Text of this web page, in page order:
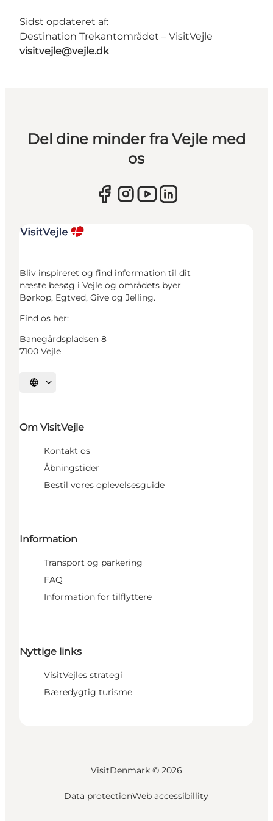
Sidst opdateret af:
Destination Trekantområdet – VisitVejle
visitvejle@vejle.dk
Del dine minder fra Vejle med
os
Bliv inspireret og find information til dit
næste besøg i Vejle og områdets byer
Børkop, Egtved, Give og Jelling.
Find os her:
Banegårdspladsen 8
7100 Vejle
Vælg sprog
Om VisitVejle
Kontakt os
Åbningstider
Bestil vores oplevelsesguide
Information
Transport og parkering
FAQ
Information for tilflyttere
Nyttige links
VisitVejles strategi
Bæredygtig turisme
VisitDenmark © 2026
Data protectionWeb accessibillity